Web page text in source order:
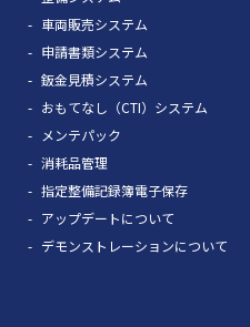
車両販売システム
申請書類システム
鈑金見積システム
おもてなし（CTI）システム
メンテパック
消耗品管理
指定整備記録簿電子保存
アップデートについて
デモンストレーションについて